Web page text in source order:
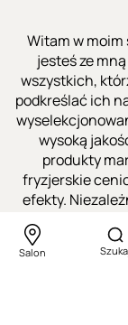
Witam w moim
jesteś ze
wszystkich,
podkreślać ich
wysoką
produkty
fryzjerskie
efekty.
nawilżenia,
rozwiązań
do zapoznania
Salon